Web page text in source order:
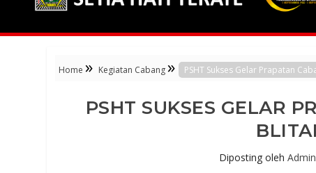
Home » Kegiatan Cabang» PSHT Sukses Gelar Prapatan
PSHT SUKSES GELAR
Diposting olehAdmin